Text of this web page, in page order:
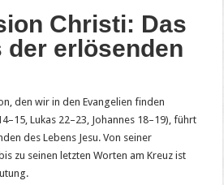
Christi: Das
der erlösenden
den wir in den Evangelien finden
Lukas 22–23, Johannes 18–19), führt
des Lebens Jesu. Von seiner
zu seinen letzten Worten am Kreuz ist